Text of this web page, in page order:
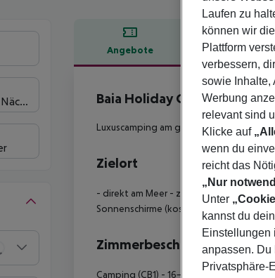
Angebote
Baia Holiday Cavallino
4
Luxuscamping am goldenen
Zielort
- direkt am Meer - zum Ortszentrum:
Sonnenschirme (kostenpflichtig), Liegen
Zimmerbeschreibung
Camping (CB1) - 16-20 qm, Mobilhome,
Laufen zu
können wir
Plattform
verbessern,
sowie Inhalte,
Werbung
relevant sind
Klicke auf
wenn du
reicht das
„Nur
Unter
kannst du
Einstellungen
anpassen. Du
Privatsphäre-